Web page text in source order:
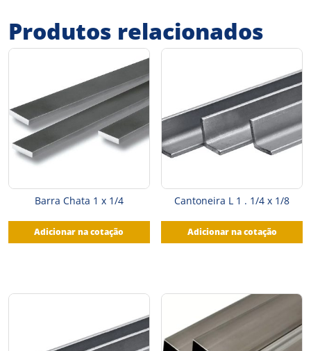
Produtos relacionados
Barra Chata 1 x 1/4
Adicionar na cotação
Cantoneira L 1 . 1/4 x 1/8
Adicionar na cotação